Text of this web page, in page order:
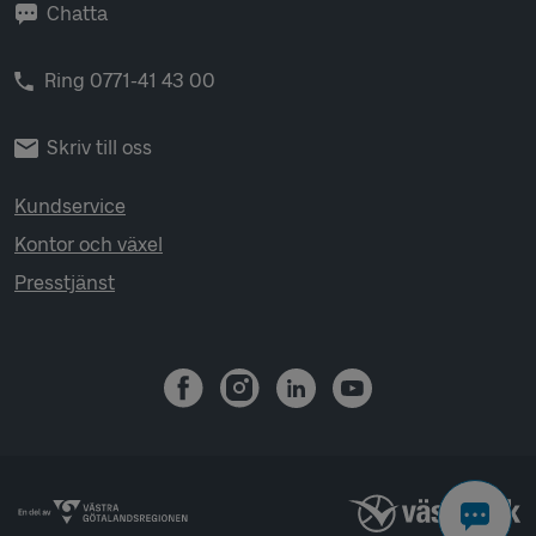
Chatta
Ring 0771-41 43 00
Skriv till oss
Kundservice
Kontor och växel
Presstjänst